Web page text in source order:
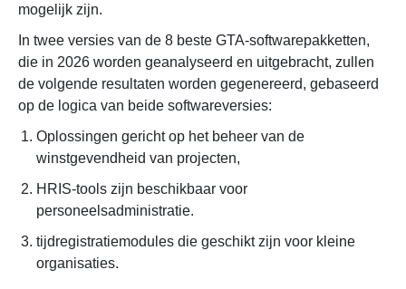
mogelijk zijn.
In twee versies van de 8 beste GTA-softwarepakketten,
die in 2026 worden geanalyseerd en uitgebracht, zullen
de volgende resultaten worden gegenereerd, gebaseerd
op de logica van beide softwareversies:
Oplossingen gericht op het beheer van de
winstgevendheid van projecten,
HRIS-tools zijn beschikbaar voor
personeelsadministratie.
tijdregistratiemodules die geschikt zijn voor kleine
organisaties.